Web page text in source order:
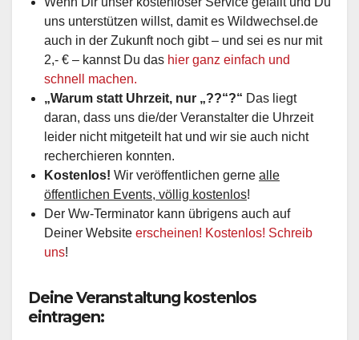
uns unterstützen willst, damit es Wildwechsel.de
auch in der Zukunft noch gibt – und sei es nur mit
2,- € – kannst Du das hier ganz einfach und
schnell machen.
„Warum statt Uhrzeit, nur „??“?“ Das liegt
daran, dass uns die/der Veranstalter die Uhrzeit
leider nicht mitgeteilt hat und wir sie auch nicht
recherchieren konnten.
Kostenlos! Wir veröffentlichen gerne alle
öffentlichen Events, völlig kostenlos!
Der Ww-Terminator kann übrigens auch auf
Deiner Website erscheinen! Kostenlos! Schreib
uns!
Deine Veranstaltung kostenlos
eintragen: